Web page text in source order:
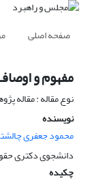
صفحه اصلی
مفهوم و
نوع مقاله : مقاله
نویسنده
محمود جعفری
دانشجوی دکتری
چکیده